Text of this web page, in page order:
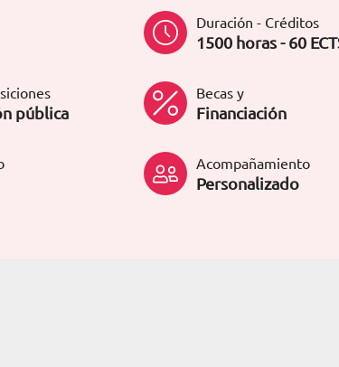
Duración - Créditos
1500 horas - 60
pública
Becas y
Financiación
Acompañamiento
Personalizado